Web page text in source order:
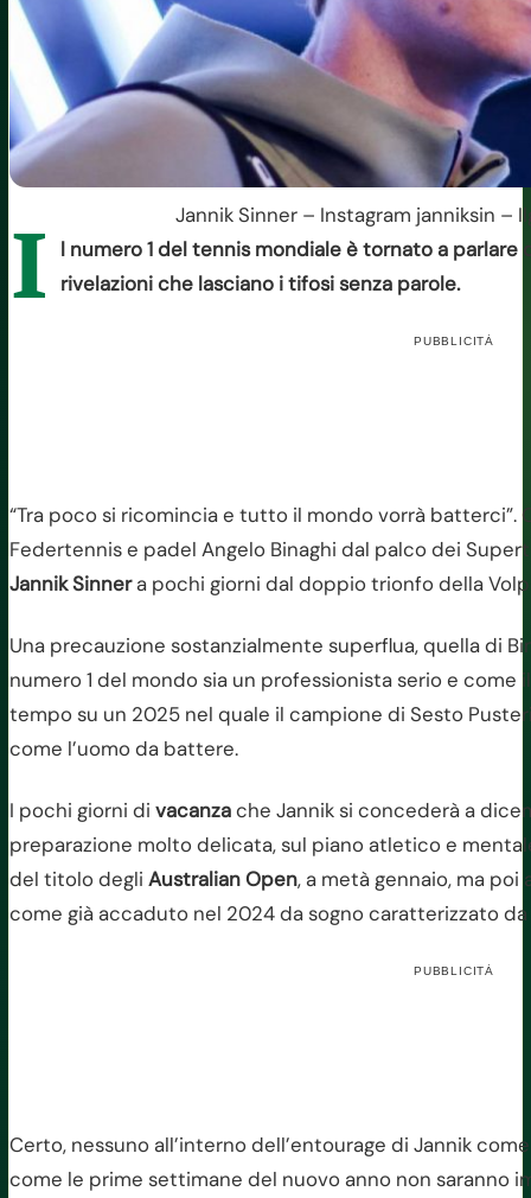
Jannik Sinner – Instagram janniksin –
I
l numero 1 del tennis mondiale è tornato a parlare
rivelazioni che lasciano i tifosi senza parole.
PUBBLICITÀ
“Tra poco si ricomincia e tutto il mondo vorrà
Federtennis e padel Angelo Binaghi dal palco dei
Jannik Sinnera pochi giorni dal doppio trionfo della
Una precauzione sostanzialmente superflua, quella di
numero 1 del mondo sia un professionista serio e come
tempo su un 2025 nel quale il campione di Sesto
come l’uomo da battere.
I pochi giorni di vacanzache Jannik si concederà a
preparazione molto delicata, sul piano atletico e
del titolo degli Australian Open, a metà gennaio, ma
come già accaduto nel 2024 da sogno caratterizzato
PUBBLICITÀ
Certo, nessuno all’interno dell’entourage di Jannik
come le prime settimane del nuovo anno non saranno